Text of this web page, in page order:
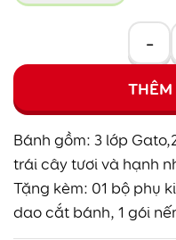
−
THÊM
Bánh gồm: 3 lớp
trái cây tươi và hạnh
Tặng kèm: 01 bộ phụ
dao cắt bánh, 1 gói